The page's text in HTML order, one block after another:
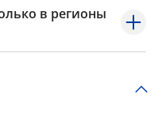
в регионы